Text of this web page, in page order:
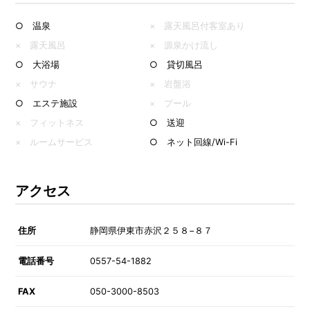
○ 温泉
× 露天風呂付客室あり
× 露天風呂
× 源泉かけ流し
○ 大浴場
○ 貸切風呂
× サウナ
× 岩盤浴
○ エステ施設
× プール
× フィットネス
○ 送迎
× ルームサービス
○ ネット回線/Wi-Fi
アクセス
住所 静岡県伊東市赤沢２５８−８７
電話番号 0557-54-1882
FAX 050-3000-8503